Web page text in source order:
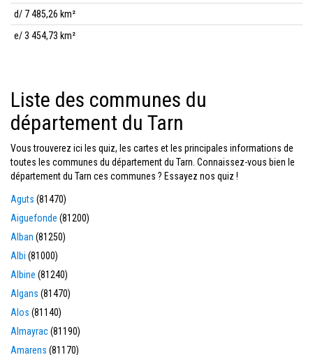
d/ 7 485,26 km²
e/ 3 454,73 km²
Liste des communes du
département du Tarn
Vous trouverez ici les quiz, les cartes et les principales informations de
toutes les communes du département du Tarn. Connaissez-vous bien le
département du Tarn ces communes ? Essayez nos quiz !
Aguts (81470)
Aiguefonde (81200)
Alban (81250)
Albi (81000)
Albine (81240)
Algans (81470)
Alos (81140)
Almayrac(81190)
Amarens (81170)